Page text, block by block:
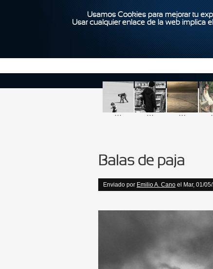
Usamos Cookies para mejorar tu
Usar cualquier enlace de la web implica
... ... ...
Balas de paja
Enviado por Emilio A. Cano el Mar, 01/